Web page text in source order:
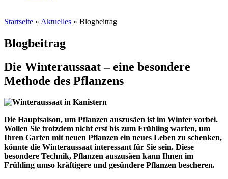
Startseite » Aktuelles » Blogbeitrag
Blogbeitrag
Die Winteraussaat – eine besondere
Methode des Pflanzens
Die Hauptsaison, um Pflanzen auszusäen ist im Winter vorbei.
Wollen Sie trotzdem nicht erst bis zum Frühling warten, um
Ihren Garten mit neuen Pflanzen ein neues Leben zu schenken,
könnte die Winteraussaat interessant für Sie sein. Diese
besondere Technik, Pflanzen auszusäen kann Ihnen im
Frühling umso kräftigere und gesündere Pflanzen bescheren.